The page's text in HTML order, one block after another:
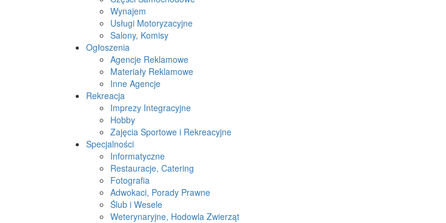
Wynajem
Usługi Motoryzacyjne
Salony, Komisy
Ogłoszenia
Agencje Reklamowe
Materiały Reklamowe
Inne Agencje
Rekreacja
Imprezy Integracyjne
Hobby
Zajęcia Sportowe i Rekreacyjne
Specjalności
Informatyczne
Restauracje, Catering
Fotografia
Adwokaci, Porady Prawne
Ślub i Wesele
Weterynaryjne, Hodowla Zwierząt